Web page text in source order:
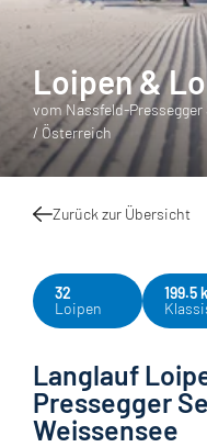
Loipen &
vom Nassfeld-Pressegger
/ Österreich
Zurück zur Übersicht
32
Loipen
199.5
Langlauf
Pressegger
Weissensee